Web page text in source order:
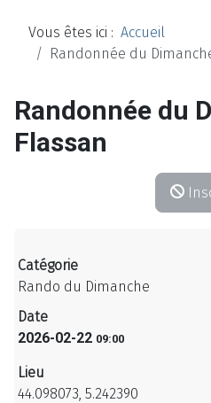
Vous êtes ici : Accueil
Randonnée du
Randonnée du
Flassan
Catégorie
Rando du Dimanche
Date
2026-02-22 09:00
Lieu
44.098073, 5.242390